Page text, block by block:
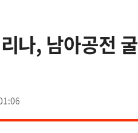
나, 남아공전